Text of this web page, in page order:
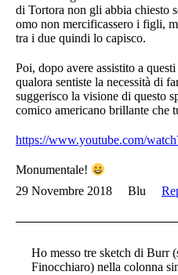
di Tortora non gli abbia chiesto
omo non mercificassero i figli,
tra i due quindi lo capisco.
Poi, dopo avere assistito a
qualora sentiste la necessità di
suggerisco la visione di questo
comico americano brillante che
https://www.youtube.com/
Monumentale!
29 Novembre 2018
Blu
Ho messo tre sketch di Burr
Finocchiaro) nella colonna